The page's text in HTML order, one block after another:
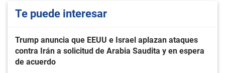
Te puede interesar
Trump anuncia que EEUU e Israel aplazan ataques
contra Irán a solicitud de Arabia Saudita y en espera
de acuerdo